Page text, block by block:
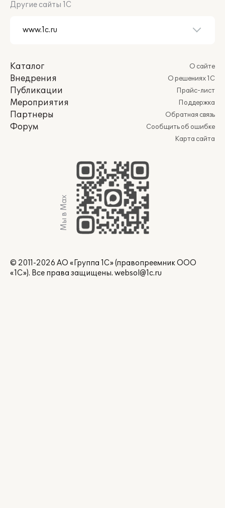
Другие сайты 1С
Каталог
Внедрения
Публикации
Мероприятия
Партнеры
Форум
О сайте
О решениях 1С
Прайс-лист
Поддержка
Обратная связь
Сообщить об ошибке
Карта сайта
Мы в Max
© 2011-2026 АО «Группа 1С» (правопреемник ООО
«1С»). Все права защищены. websol@1c.ru